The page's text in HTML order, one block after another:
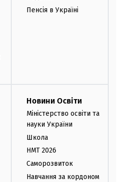
Пенсія в Україні
Новини Освіти
Міністерство освіти та
науки України
Школа
НМТ 2026
Саморозвиток
Навчання за кордоном